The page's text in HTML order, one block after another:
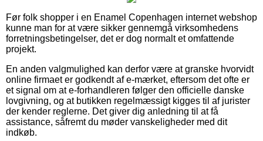
Før folk shopper i en Enamel Copenhagen internet webshop
kunne man for at være sikker gennemgå virksomhedens
forretningsbetingelser, det er dog normalt et omfattende
projekt.
En anden valgmulighed kan derfor være at granske hvorvidt
online firmaet er godkendt af e-mærket, eftersom det ofte er
et signal om at e-forhandleren følger den officielle danske
lovgivning, og at butikken regelmæssigt kigges til af jurister
der kender reglerne. Det giver dig anledning til at få
assistance, såfremt du møder vanskeligheder med dit
indkøb.